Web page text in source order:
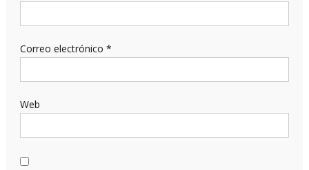
Correo electrónico *
Web